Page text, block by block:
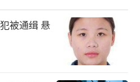
被通缉 悬